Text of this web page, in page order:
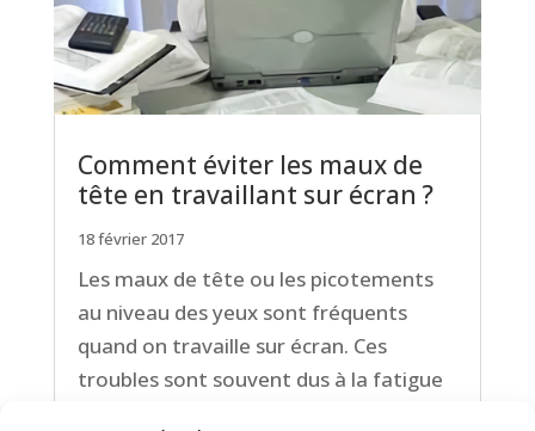
Comment éviter les maux de
tête en travaillant sur écran ?
18 février 2017
Les maux de tête ou les picotements
au niveau des yeux sont fréquents
quand on travaille sur écran. Ces
troubles sont souvent dus à la fatigue